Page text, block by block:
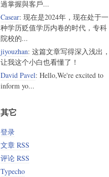
過掌握與客戶...
Casear: 现在是2024年，现在处于一
种学历贬值学历内卷的时代，专科
院校的...
jiyouzhan: 这篇文章写得深入浅出，
让我这个小白也看懂了！
David Pavel: Hello,We're excited to
inform yo...
其它
登录
文章 RSS
评论 RSS
Typecho